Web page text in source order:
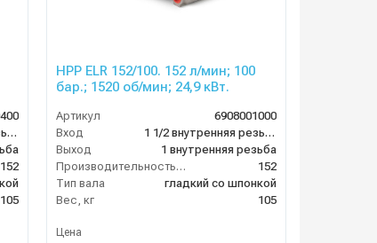
1 1/2 внутренняя резьба
152
105
HPP ELR 152/100. 152 л/мин; 100
бар.; 1520 об/мин; 24,9 кВт.
Артикул
6908001000
Вход
1 1/2 внутренняя резьба
Выход
1 внутренняя резьба
Производительность (л/мин)
152
Тип вала
гладкий со шпонкой
Вес, кг
105
Цена